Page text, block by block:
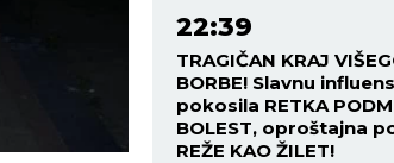
22:39
TRAGIČAN KRAJ
BORBE! Slavnu
pokosila RETKA
BOLEST, oproštajna
REŽE KAO ŽILET!